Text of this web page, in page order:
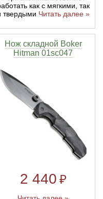
как с мягкими, так
твердыми Читать далее »
Нож складной Boker
Hitman 01sc047
2 440 ₽